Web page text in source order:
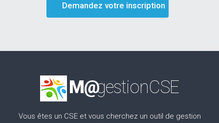
Demandez votre inscription
M@gestionCSE
Vous êtes un CSE et vous cherchez un outil de gestion